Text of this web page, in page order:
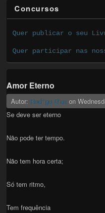
Concursos
Quer publicar o seu
Quer participar nas
Amor Eterno
Autor: Rodrigo Dias on
Se deve ser eterno
Não pode ter tempo.
Não tem hora certa;
Só tem ritmo,
Tem frequência